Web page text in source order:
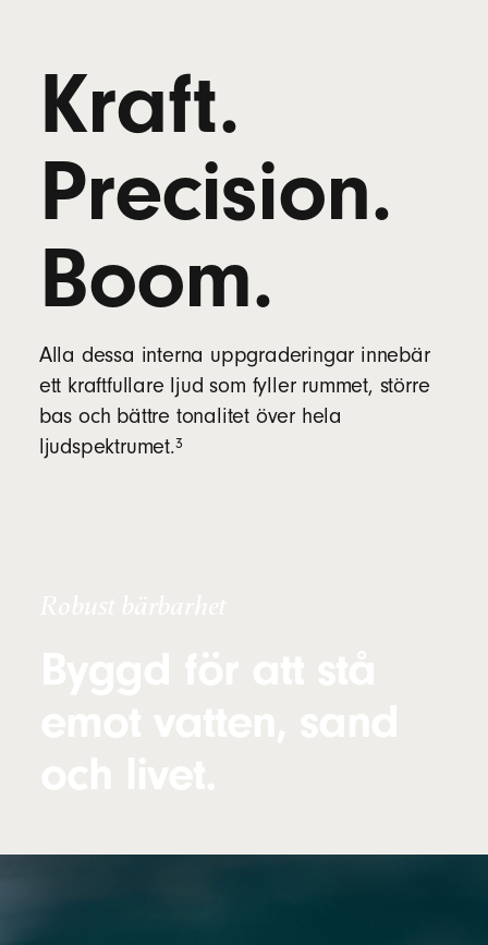
Kraft.
Precision.
Boom.
Alla dessa interna uppgraderingar innebär
ett kraftfullare ljud som fyller rummet, större
bas och bättre tonalitet över hela
ljudspektrumet.fotnot
3